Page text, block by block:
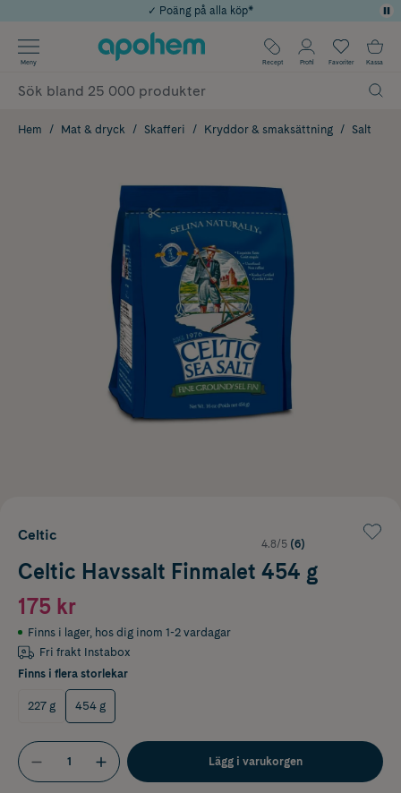
Årets Butik 2025 inom Skönhet
Använd kod: SOMMAR20 för 20% över 649kr
✓ Rådgivning från farmaceuter & hudterapeuter
✓ Poäng på alla köp*
Meny Recept Profil Favoriter Kassa
Hem Mat & dryck Skafferi Kryddor & smaksättning Salt
Celtic
4.8/5 (6)
Celtic Havssalt Finmalet 454 g
175 kr
Finns i lager, hos dig inom 1-2 vardagar
Fri frakt Instabox
Finns i flera storlekar
227 g 454 g
Lägg i varukorgen